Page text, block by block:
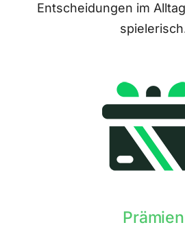
Entscheidungen im
Prämien